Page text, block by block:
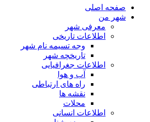
صفحه اصلی
شهر من
معرفی شهر
اطلاعات تاریخی
وجه تسیمه نام شهر
تاریخچه شهر
اطلاعات جغرافیایی
آب و هوا
راه های ارتباطی
نقشه ها
محلات
اطلاعات انسانی